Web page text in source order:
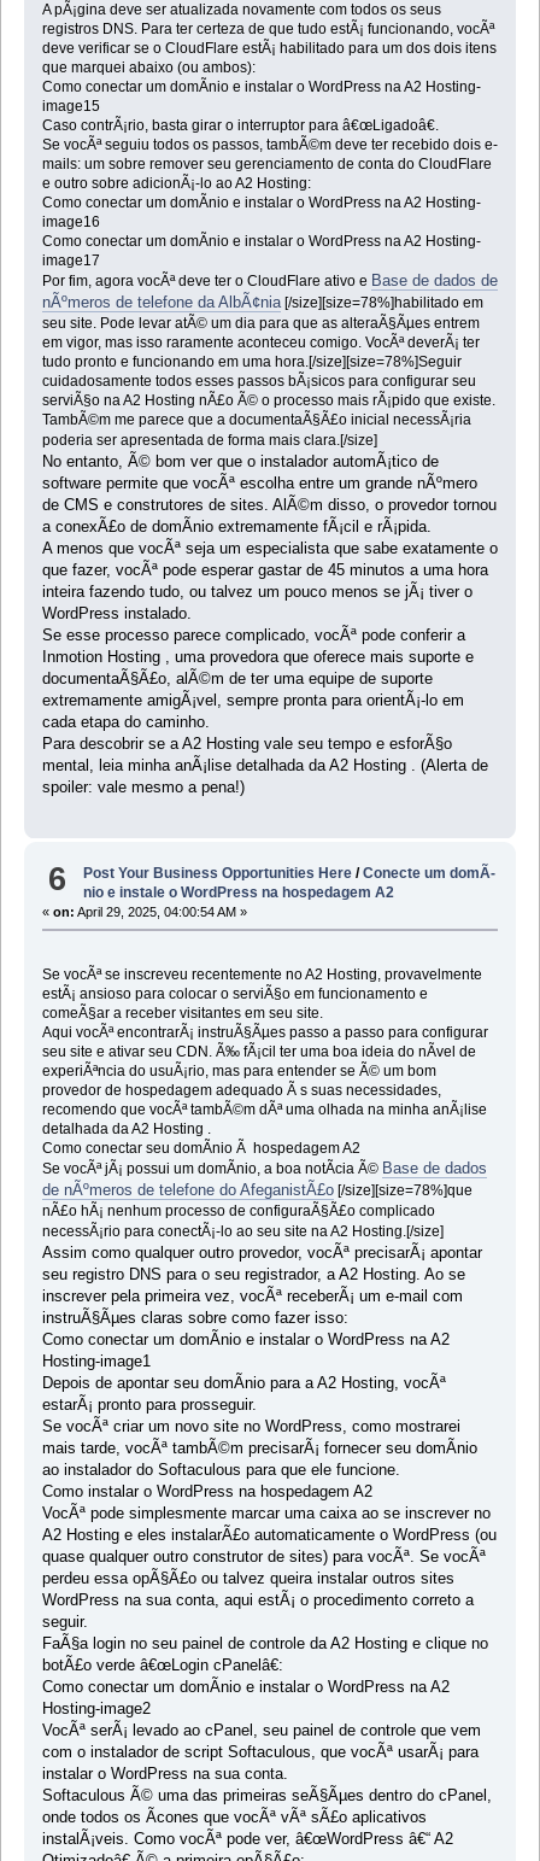
A pÃ¡gina deve ser atualizada novamente com todos os seus
registros DNS. Para ter certeza de que tudo estÃ¡ funcionando, vocÃª
deve verificar se o CloudFlare estÃ¡ habilitado para um dos dois itens
que marquei abaixo (ou ambos):
Como conectar um domÃ­nio e instalar o WordPress na A2 Hosting-
image15
Caso contrÃ¡rio, basta girar o interruptor para â€œLigadoâ€.
Se vocÃª seguiu todos os passos, tambÃ©m deve ter recebido dois e-
mails: um sobre remover seu gerenciamento de conta do CloudFlare
e outro sobre adicionÃ¡-lo ao A2 Hosting:
Como conectar um domÃ­nio e instalar o WordPress na A2 Hosting-
image16
Como conectar um domÃ­nio e instalar o WordPress na A2 Hosting-
image17
Por fim, agora vocÃª deve ter o CloudFlare ativo e Base de dados de
nÃºmeros de telefone da AlbÃ¢nia[/size][size=78%]habilitado em
seu site. Pode levar atÃ© um dia para que as alteraÃ§Ãµes entrem
em vigor, mas isso raramente aconteceu comigo. VocÃª deverÃ¡ ter
tudo pronto e funcionando em uma hora.[/size][size=78%]Seguir
cuidadosamente todos esses passos bÃ¡sicos para configurar seu
serviÃ§o na A2 Hosting nÃ£o Ã© o processo mais rÃ¡pido que existe.
TambÃ©m me parece que a documentaÃ§Ã£o inicial necessÃ¡ria
poderia ser apresentada de forma mais clara.[/size]
No entanto, Ã© bom ver que o instalador automÃ¡tico de
software permite que vocÃª escolha entre um grande nÃºmero
de CMS e construtores de sites. AlÃ©m disso, o provedor tornou
a conexÃ£o de domÃ­nio extremamente fÃ¡cil e rÃ¡pida.
A menos que vocÃª seja um especialista que sabe exatamente o
que fazer, vocÃª pode esperar gastar de 45 minutos a uma hora
inteira fazendo tudo, ou talvez um pouco menos se jÃ¡ tiver o
WordPress instalado.
Se esse processo parece complicado, vocÃª pode conferir a
Inmotion Hosting , uma provedora que oferece mais suporte e
documentaÃ§Ã£o, alÃ©m de ter uma equipe de suporte
extremamente amigÃ¡vel, sempre pronta para orientÃ¡-lo em
cada etapa do caminho.
Para descobrir se a A2 Hosting vale seu tempo e esforÃ§o
mental, leia minha anÃ¡lise detalhada da A2 Hosting . (Alerta de
spoiler: vale mesmo a pena!)
6 Post Your Business Opportunities Here /Conecte um domÃ­
nio e instale o WordPress na hospedagem A2
« on: April 29, 2025, 04:00:54 AM »
Se vocÃª se inscreveu recentemente no A2 Hosting, provavelmente
estÃ¡ ansioso para colocar o serviÃ§o em funcionamento e
comeÃ§ar a receber visitantes em seu site.
Aqui vocÃª encontrarÃ¡ instruÃ§Ãµes passo a passo para configurar
seu site e ativar seu CDN. Ã‰ fÃ¡cil ter uma boa ideia do nÃ­vel de
experiÃªncia do usuÃ¡rio, mas para entender se Ã© um bom
provedor de hospedagem adequado Ã s suas necessidades,
recomendo que vocÃª tambÃ©m dÃª uma olhada na minha anÃ¡lise
detalhada da A2 Hosting .
Como conectar seu domÃ­nio Ã hospedagem A2
Se vocÃª jÃ¡ possui um domÃ­nio, a boa notÃ­cia Ã© Base de dados
de nÃºmeros de telefone do AfeganistÃ£o[/size][size=78%]que
nÃ£o hÃ¡ nenhum processo de configuraÃ§Ã£o complicado
necessÃ¡rio para conectÃ¡-lo ao seu site na A2 Hosting.[/size]
Assim como qualquer outro provedor, vocÃª precisarÃ¡ apontar
seu registro DNS para o seu registrador, a A2 Hosting. Ao se
inscrever pela primeira vez, vocÃª receberÃ¡ um e-mail com
instruÃ§Ãµes claras sobre como fazer isso:
Como conectar um domÃ­nio e instalar o WordPress na A2
Hosting-image1
Depois de apontar seu domÃ­nio para a A2 Hosting, vocÃª
estarÃ¡ pronto para prosseguir.
Se vocÃª criar um novo site no WordPress, como mostrarei
mais tarde, vocÃª tambÃ©m precisarÃ¡ fornecer seu domÃ­nio
ao instalador do Softaculous para que ele funcione.
Como instalar o WordPress na hospedagem A2
VocÃª pode simplesmente marcar uma caixa ao se inscrever no
A2 Hosting e eles instalarÃ£o automaticamente o WordPress (ou
quase qualquer outro construtor de sites) para vocÃª. Se vocÃª
perdeu essa opÃ§Ã£o ou talvez queira instalar outros sites
WordPress na sua conta, aqui estÃ¡ o procedimento correto a
seguir.
FaÃ§a login no seu painel de controle da A2 Hosting e clique no
botÃ£o verde â€œLogin cPanelâ€:
Como conectar um domÃ­nio e instalar o WordPress na A2
Hosting-image2
VocÃª serÃ¡ levado ao cPanel, seu painel de controle que vem
com o instalador de script Softaculous, que vocÃª usarÃ¡ para
instalar o WordPress na sua conta.
Softaculous Ã© uma das primeiras seÃ§Ãµes dentro do cPanel,
onde todos os Ã­cones que vocÃª vÃª sÃ£o aplicativos
instalÃ¡veis. Como vocÃª pode ver, â€œWordPress â€“ A2